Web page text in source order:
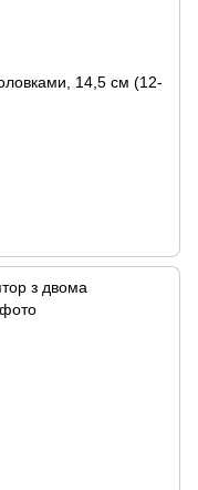
14,5 см (12-